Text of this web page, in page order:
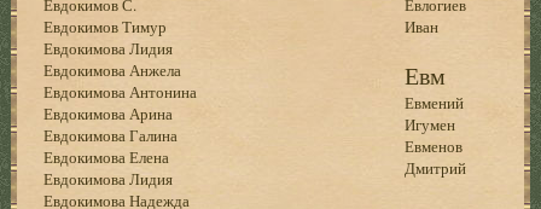
Евдокимов С.
Евдокимов Тимур
Евдокимова Лидия
Евдокимова Анжела
Евдокимова Антонина
Евдокимова Арина
Евдокимова Галина
Евдокимова Елена
Евдокимова Лидия
Евдокимова Надежда
Евлогиев
Иван
Евм
Евмений
Игумен
Евменов
Дмитрий